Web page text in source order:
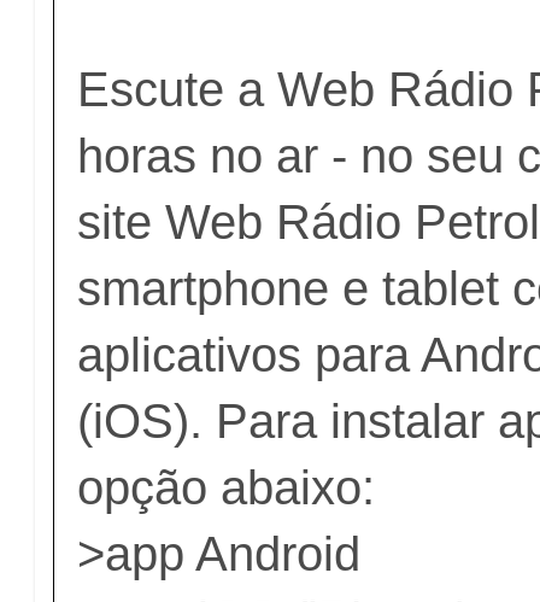
Escute a Web Rádio
horas no ar - no seu
siteWeb Rádio
smartphone e tablet
aplicativos para
(iOS). Para instalar
opção abaixo:
>app Android